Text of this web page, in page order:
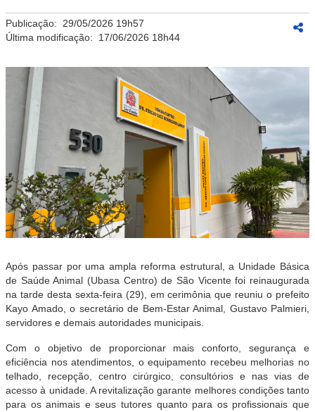
Publicação: 29/05/2026 19h57
Última modificação: 17/06/2026 18h44
Após passar por uma ampla reforma estrutural, a Unidade Básica
de Saúde Animal (Ubasa Centro) de São Vicente foi reinaugurada
na tarde desta sexta-feira (29), em cerimônia que reuniu o prefeito
Kayo Amado, o secretário de Bem-Estar Animal, Gustavo Palmieri,
servidores e demais autoridades municipais.
Com o objetivo de proporcionar mais conforto, segurança e
eficiência nos atendimentos, o equipamento recebeu melhorias no
telhado, recepção, centro cirúrgico, consultórios e nas vias de
acesso à unidade. A revitalização garante melhores condições tanto
para os animais e seus tutores quanto para os profissionais que